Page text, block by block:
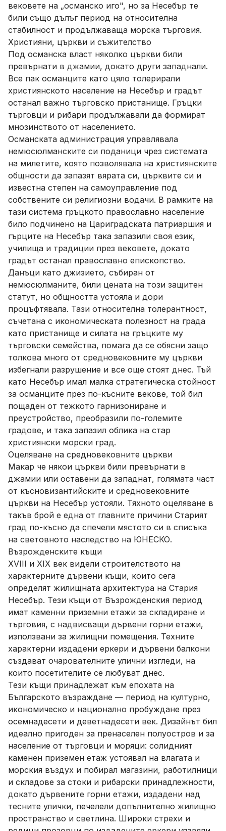
вековете на „османско иго", но за Несебър те
били също дълъг период на относителна
стабилност и продължаваща морска търговия.
Християни, църкви и съжителство
Под османска власт няколко църкви били
превърнати в джамии, докато други западнали.
Все пак османците като цяло толерирали
християнското население на Несебър и градът
останал важно търговско пристанище. Гръцки
търговци и рибари продължавали да формират
мнозинството от населението.
Османската администрация управлявала
немюсюлманските си поданици чрез системата
на милетите, която позволявала на християнските
общности да запазят вярата си, църквите си и
известна степен на самоуправление под
собствените си религиозни водачи. В рамките на
тази система гръцкото православно население
било подчинено на Цариградската патриаршия и
гърците на Несебър така запазили своя език,
училища и традиции през вековете, докато
градът останал православно епископство.
Данъци като джизието, събиран от
немюсюлманите, били цената на този защитен
статут, но общността устояла и дори
процъфтявала. Тази относителна толерантност,
съчетана с икономическата полезност на града
като пристанище и силата на гръцките му
търговски семейства, помага да се обясни защо
толкова много от средновековните му църкви
избегнали разрушение и все още стоят днес. Тъй
като Несебър имал малка стратегическа стойност
за османците през по-късните векове, той бил
пощаден от тежкото гарнизониране и
преустройство, преобразили по-големите
градове, и така запазил облика на стар
християнски морски град.
Оцеляване на средновековните църкви
Макар че някои църкви били превърнати в
джамии или оставени да западнат, голямата част
от късновизантийските и средновековните
църкви на Несебър устояли. Тяхното оцеляване в
такъв брой е една от главните причини Старият
град по-късно да спечели мястото си в списъка
на световното наследство на ЮНЕСКО.
Възрожденските къщи
XVIII и XIX век видели строителството на
характерните дървени къщи, които сега
определят жилищната архитектура на Стария
Несебър. Тези къщи от Възрожденския период
имат каменни приземни етажи за складиране и
търговия, с надвисващи дървени горни етажи,
използвани за жилищни помещения. Техните
характерни издадени еркери и дървени балкони
създават очарователните улични изгледи, на
които посетителите се любуват днес.
Тези къщи принадлежат към епохата на
Българското възраждане — период на културно,
икономическо и национално пробуждане през
осемнадесети и деветнадесети век. Дизайнът бил
идеално пригоден за пренаселен полуостров и за
население от търговци и моряци: солидният
каменен приземен етаж устоявал на влагата и
морския въздух и побирал магазини, работилници
и складове за стоки и рибарски принадлежности,
докато дървените горни етажи, издадени над
тесните улички, печелели допълнително жилищно
пространство и светлина. Широки стрехи и